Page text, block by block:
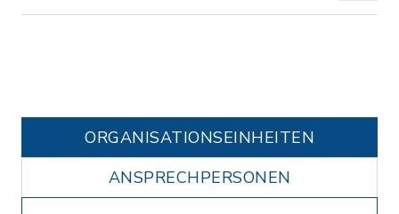
ORGANISATIONS­EINHEITEN
ANSPRECHPERSONEN